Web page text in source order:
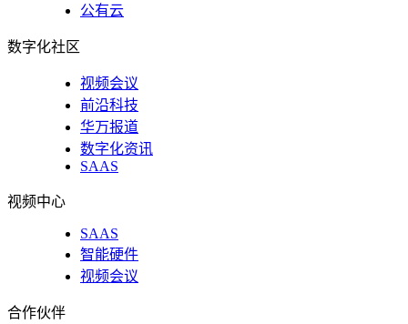
公有云
数字化社区
视频会议
前沿科技
华万报道
数字化资讯
SAAS
视频中心
SAAS
智能硬件
视频会议
合作伙伴